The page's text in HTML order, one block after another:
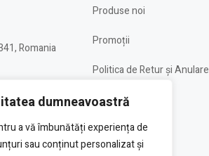
dumneavoastră
a vă îmbunătăți experiența de
sau conținut personalizat și
Romania
Produse noi
Promoții
Politica de Retur și Anulare
Termeni și condiții